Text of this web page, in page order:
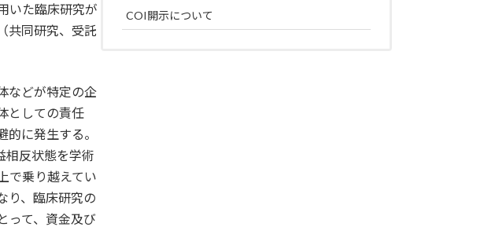
いた臨床研究が
共同研究、受託
などが特定の企
としての責任
に発生する。
相反状態を学術
で乗り越えてい
り、臨床研究の
って、資金及び
COI開示について